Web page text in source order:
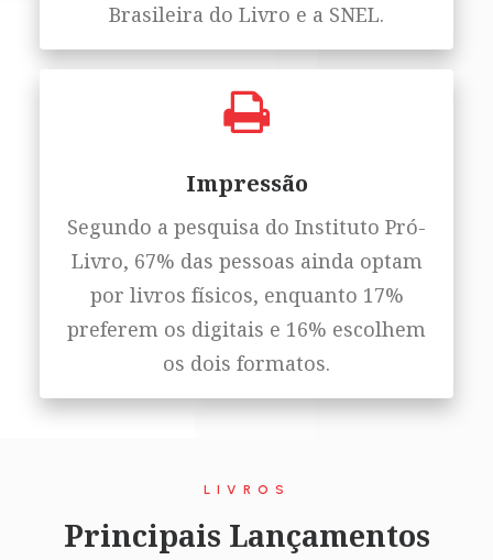
Brasileira do Livro e a SNEL.
Impressão
Segundo a pesquisa do Instituto Pró-
Livro, 67% das pessoas ainda optam
por livros físicos, enquanto 17%
preferem os digitais e 16% escolhem
os dois formatos.
LIVROS
Principais Lançamentos